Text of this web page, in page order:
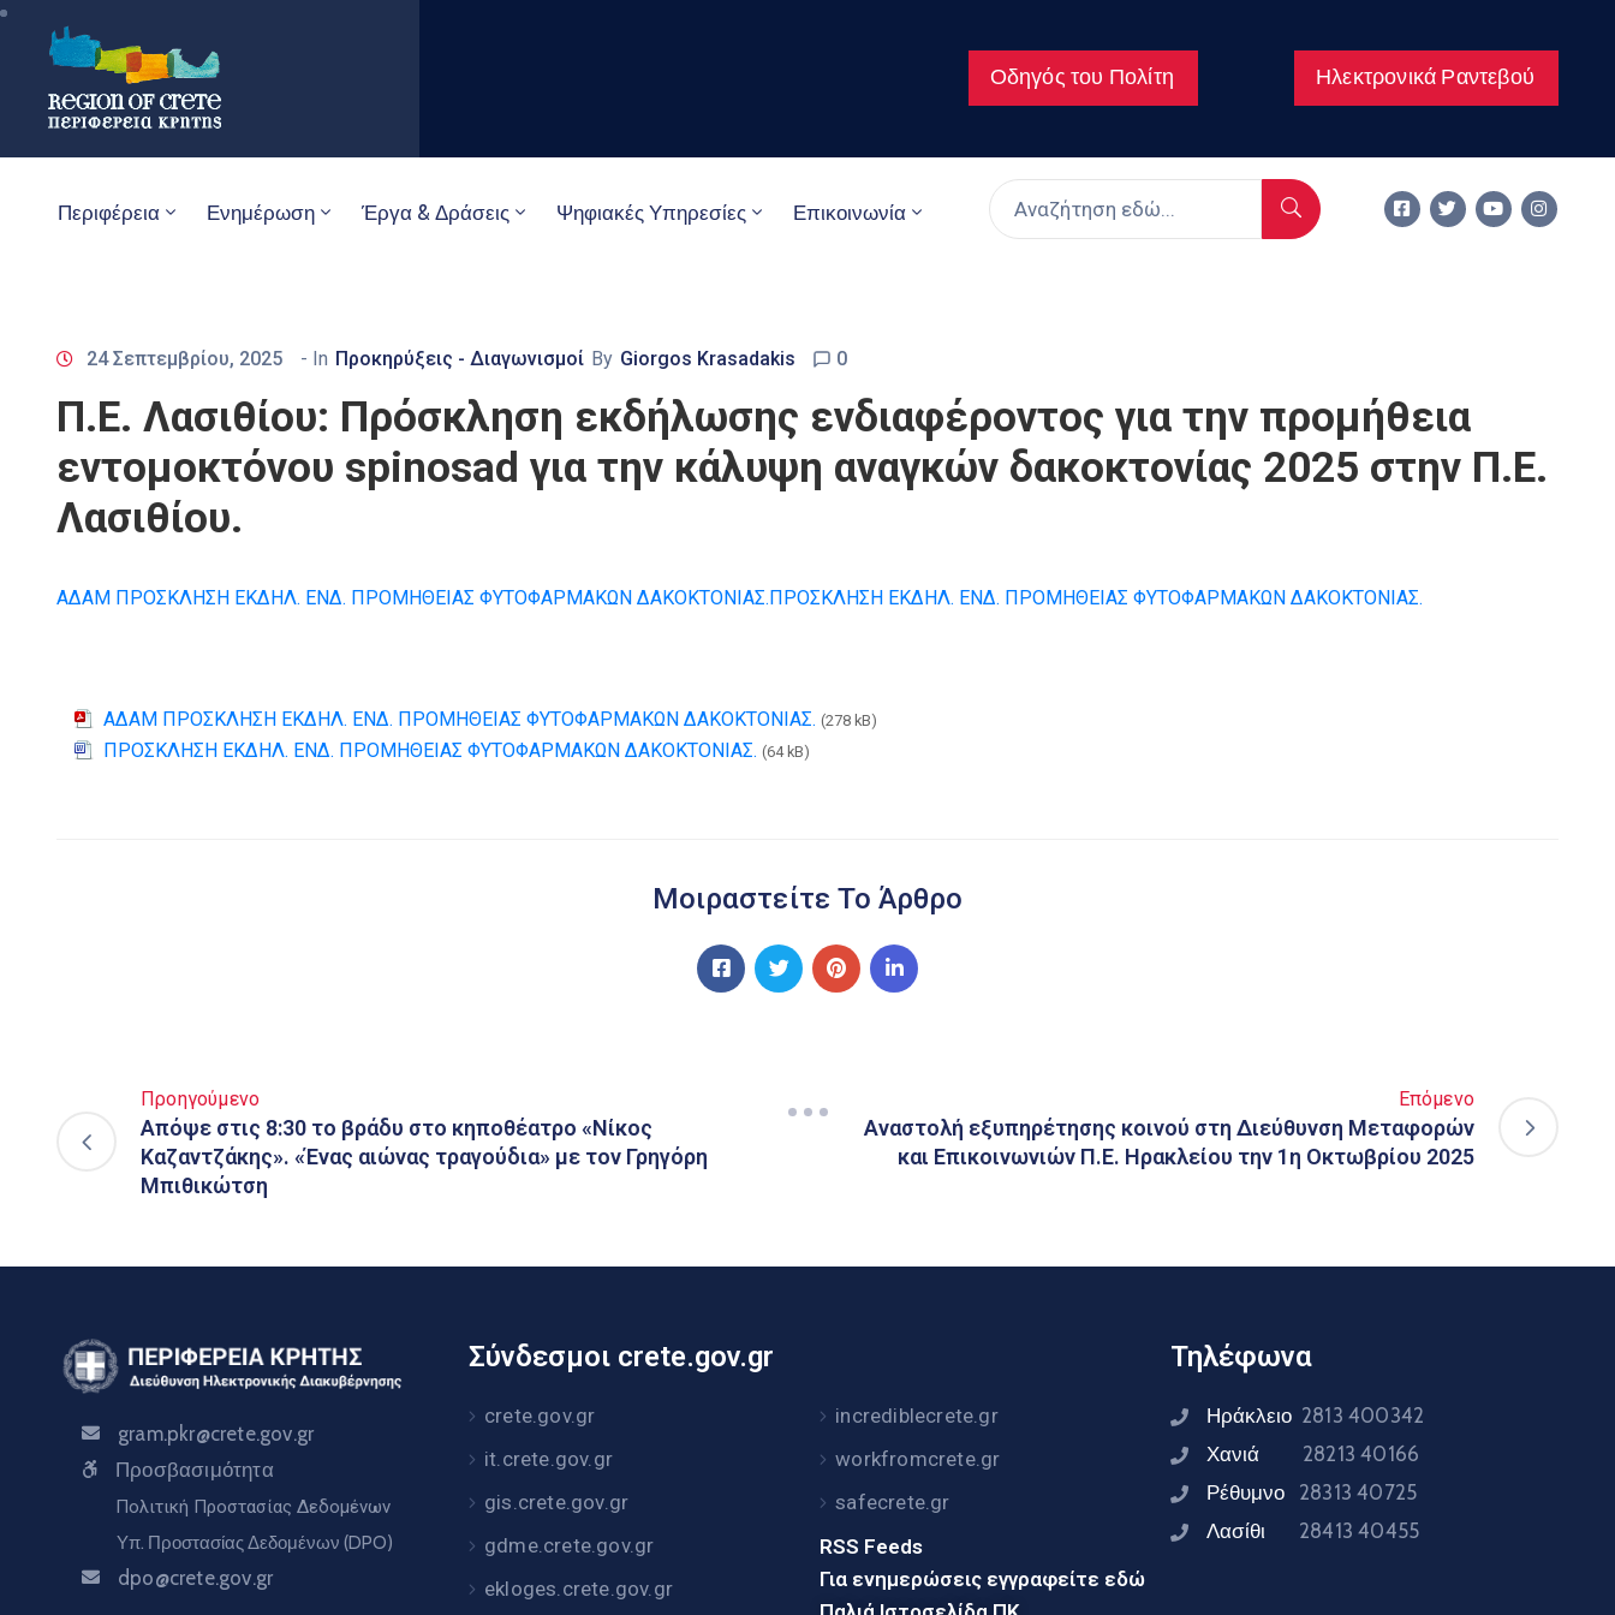
Οδηγός του Πολίτη Ηλεκτρονικά Ραντεβού
Περιφέρεια Ενημέρωση Έργα & Δράσεις Ψηφιακές Υπηρεσίες Επικοινωνία
24 Σεπτεμβρίου, 2025 - In Προκηρύξεις - Διαγωνισμοί By Giorgos Krasadakis 0
Π.Ε. Λασιθίου: Πρόσκληση εκδήλωσης ενδιαφέροντος για την προμήθεια
εντομοκτόνου spinosad για την κάλυψη αναγκών δακοκτονίας 2025 στην Π.Ε.
Λασιθίου.
ΑΔΑΜ ΠΡΟΣΚΛΗΣΗ ΕΚΔΗΛ. ΕΝΔ. ΠΡΟΜΗΘΕΙΑΣ ΦΥΤΟΦΑΡΜΑΚΩΝ ΔΑΚΟΚΤΟΝΙΑΣ.ΠΡΟΣΚΛΗΣΗ ΕΚΔΗΛ. ΕΝΔ. ΠΡΟΜΗΘΕΙΑΣ ΦΥΤΟΦΑΡΜΑΚΩΝ ΔΑΚΟΚΤΟΝΙΑΣ.
ΑΔΑΜ ΠΡΟΣΚΛΗΣΗ ΕΚΔΗΛ. ΕΝΔ. ΠΡΟΜΗΘΕΙΑΣ ΦΥΤΟΦΑΡΜΑΚΩΝ ΔΑΚΟΚΤΟΝΙΑΣ. (278 kB)
ΠΡΟΣΚΛΗΣΗ ΕΚΔΗΛ. ΕΝΔ. ΠΡΟΜΗΘΕΙΑΣ ΦΥΤΟΦΑΡΜΑΚΩΝ ΔΑΚΟΚΤΟΝΙΑΣ. (64 kB)
Μοιραστείτε Το Άρθρο
Προηγούμενο
Απόψε στις 8:30 το βράδυ στο κηποθέατρο «Νίκος
Καζαντζάκης». «Ένας αιώνας τραγούδια» με τον Γρηγόρη
Μπιθικώτση
Επόμενο
Αναστολή εξυπηρέτησης κοινού στη Διεύθυνση Μεταφορών
και Επικοινωνιών Π.Ε. Ηρακλείου την 1η Οκτωβρίου 2025
gram.pkr@crete.gov.gr
Προσβασιμότητα
Πολιτική Προστασίας Δεδομένων
Υπ. Προστασίας Δεδομένων (DPO)
dpo@crete.gov.gr
Σύνδεσμοι crete.gov.gr
crete.gov.gr
it.crete.gov.gr
gis.crete.gov.gr
gdme.crete.gov.gr
ekloges.crete.gov.gr
incrediblecrete.gr
workfromcrete.gr
safecrete.gr
RSS Feeds
Για ενημερώσεις εγγραφείτε εδώ
Τηλέφωνα
Ηράκλειο 2813 400342
Χανιά 28213 40166
Ρέθυμνο 28313 40725
Λασίθι 28413 40455